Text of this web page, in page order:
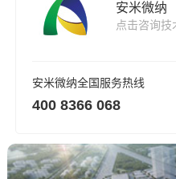
安米微纳
点击咨询技
安米微纳全国服务热线
400 8366 068